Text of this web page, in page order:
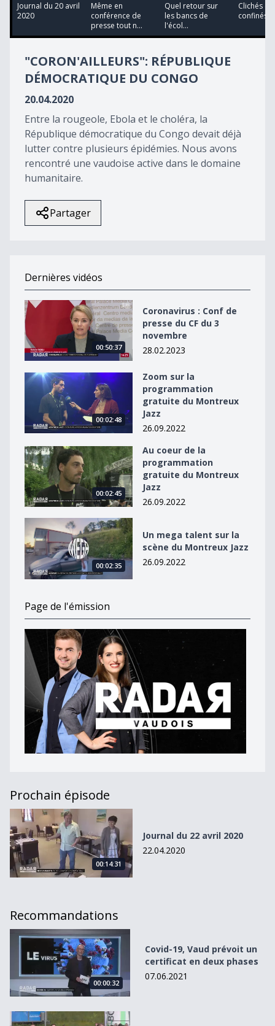
13
minutes,
seconds
Journal du 20 avril
2020
Même en
conférence de
presse tout n...
Quel retour sur
les bancs de
l'écol...
Clichés de
confinés
"CORON'AILLEURS": RÉPUBLIQUE
DÉMOCRATIQUE DU CONGO
20.04.2020
Entre la rougeole, Ebola et le choléra, la
République démocratique du Congo devait déjà
lutter contre plusieurs épidémies. Nous avons
rencontré une vaudoise active dans le domaine
humanitaire.
Partager
Dernières vidéos
Coronavirus : Conf de presse du CF du 3 novembre
00:50:37
Coronavirus : Conf de
presse du CF du 3
novembre
28.02.2023
Zoom sur la programmation gratuite du Montreux
00:02:48
Zoom sur la
programmation
gratuite du Montreux
Jazz
26.09.2022
Au coeur de la programmation gratuite du Montreux
00:02:45
Au coeur de la
programmation
gratuite du Montreux
Jazz
26.09.2022
Un mega talent sur la scène du Montreux Jazz
00:02:35
Un mega talent sur la
scène du Montreux Jazz
26.09.2022
Page de l'émission
Prochain épisode
Journal du 22 avril 2020
00:14:31
Journal du 22 avril 2020
22.04.2020
Recommandations
Covid-19, Vaud prévoit un certificat en deux phases
00:00:32
Covid-19, Vaud prévoit un
certificat en deux phases
07.06.2021
Le grand retour des 20KM